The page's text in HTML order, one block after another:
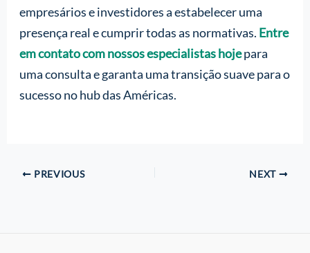
empresários e investidores a estabelecer uma
presença real e cumprir todas as normativas. Entre
em contato com nossos especialistas hojepara
uma consulta e garanta uma transição suave para o
sucesso no hub das Américas.
PREVIOUS NEXT